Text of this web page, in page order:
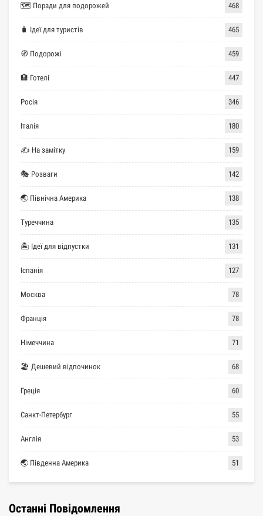
🗺 Поради для подорожей 468
🧳 Ідеї для туристів 465
🧭 Подорожі 459
🏨 Готелі 447
Росія 346
Італія 180
✍ На замітку 159
🎭 Розваги 142
🌏 Північна Америка 138
Туреччина 135
🏝 Ідеї для відпустки 131
Іспанія 127
Москва 78
Франція 78
Німеччина 71
🏖 Дешевий відпочинок 68
Греція 60
Санкт-Петербург 55
Англія 53
🌏 Південна Америка 51
Останні Повідомлення